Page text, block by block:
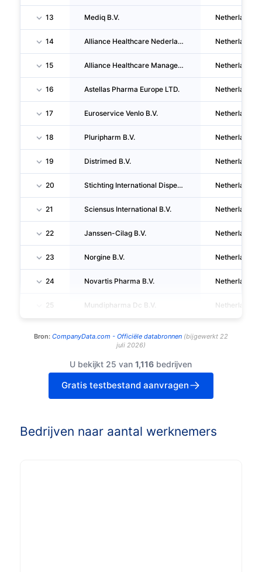
13 Mediq B.V. Netherlands
14 Alliance Healthcare Nederland B.V. Netherlands
15 Alliance Healthcare Management Services (nederland) B.V. Netherlands
16 Astellas Pharma Europe LTD. Netherlands
17 Euroservice Venlo B.V. Netherlands
18 Pluripharm B.V. Netherlands
19 Distrimed B.V. Netherlands
20 Stichting International Dispensary Association Netherlands
21 Sciensus International B.V. Netherlands
22 Janssen-Cilag B.V. Netherlands
23 Norgine B.V. Netherlands
24 Novartis Pharma B.V. Netherlands
25 Mundipharma Dc B.V. Netherlands
Bron: CompanyData.com - Officiële databronnen (bijgewerkt 22
juli 2026)
U bekijkt 25 van1,116 bedrijven
Gratis testbestand aanvragen
Bedrijven naar aantal werknemers